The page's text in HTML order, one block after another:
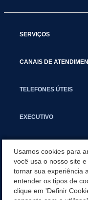
SERVIÇOS
CANAIS DE
TELEFONES ÚTEIS
EXECUTIVO
APLICATIVO
Usamos cookies para
você usa o nosso site
tornar sua experiência
entender os tipos de
clique em 'Definir